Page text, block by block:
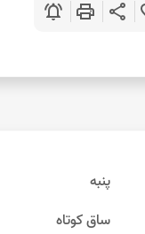
share
print
notifications_active
پنبه
ساق کوتاه